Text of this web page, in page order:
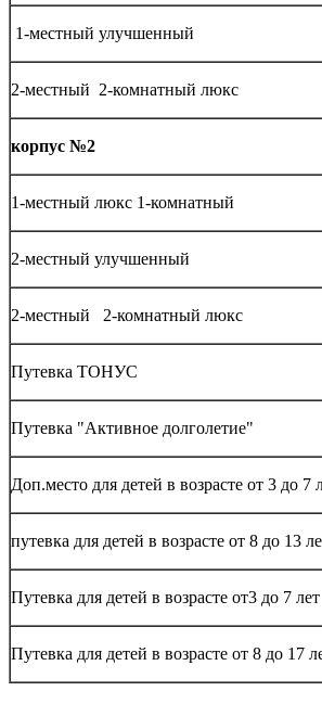
1-местный улучшенный
2-местный 2-комнатный люкс
корпус №2
1-местный люкс 1-комнатный
2-местный улучшенный
2-местный 2-комнатный люкс
Путевка ТОНУС
Путевка "Активное долголетие"
Доп.место для детей в возрасте от 3 до 7
путевка для детей в возрасте от 8 до 13
Путевка для детей в возрасте от3 до 7 лет
Путевка для детей в возрасте от 8 до 17